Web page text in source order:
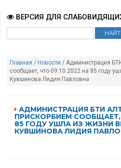
ВЕРСИЯ ДЛЯ
Главная / Новости / Администрация
сообщает, что 09.10.2022 на 85 году
Кувшинова Лидия Павловна
АДМИНИСТРАЦИЯ БТИ
ПРИСКОРБИЕМ СООБЩАЕТ,
85 ГОДУ УШЛА ИЗ ЖИЗНИ
КУВШИНОВА ЛИДИЯ